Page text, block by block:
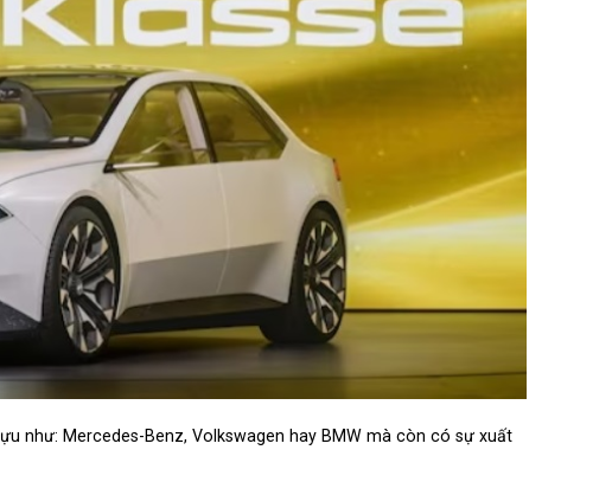
như: Mercedes-Benz, Volkswagen hay BMW mà còn có sự xuất